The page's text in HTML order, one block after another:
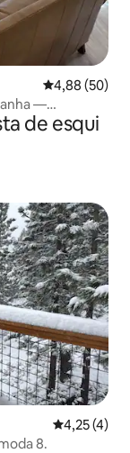
4,88 de uma
4,88 (50)
—
de esqui
4,25 de
4,25 (4)
8.